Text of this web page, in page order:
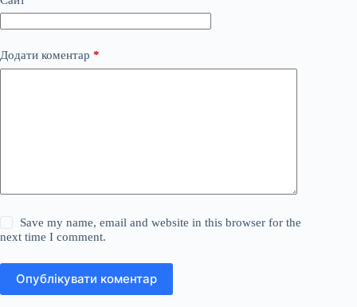
Додати коментар *
Save my name, email and website in this browser for the
next time I comment.
Опублікувати коментар